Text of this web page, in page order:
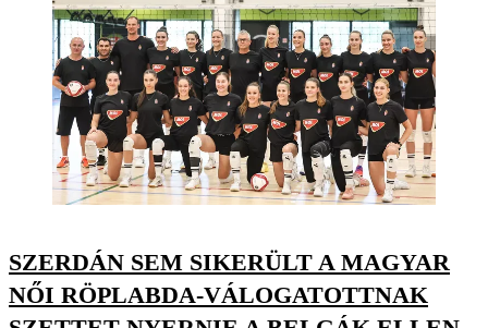
SZERDÁN SEM SIKERÜLT A MAGYAR
NŐI RÖPLABDA-VÁLOGATOTTNAK